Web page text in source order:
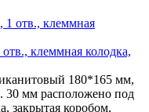
клеммная колодка,
180*165 мм,
30 мм расположено под
закрытая коробом,